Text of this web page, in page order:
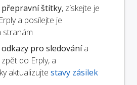
přepravní štítky, získejte je
a posílejte je
stranám
odkazy pro sledovánía
do Erply, a
aktualizujte stavy zásilek